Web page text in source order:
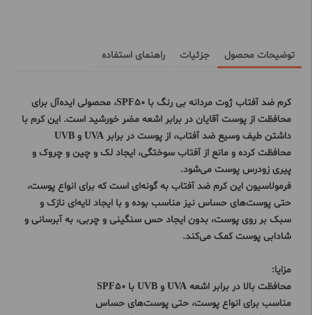
توضیحات محصول جزئیات راهنمای استفاده
کرم ضد آفتاب ژوت مردانه بی رنگ با SPF50، محصولی ایده‌آل برای
محافظت از پوست آقایان در برابر اشعه مضر خورشید است. این کرم با
داشتن طیف وسیع ضد آفتاب، از پوست در برابر UVA و UVB
محافظت کرده و مانع از آفتاب سوختگی، ایجاد لک و چین و چروک و
پیری زودرس پوست می‌شود.
فرمولاسیون این کرم ضد آفتاب به گونه‌ای است که برای انواع پوست،
حتی پوست‌های حساس نیز مناسب بوده و با ایجاد لایه‌ای نازک و
سبک بر روی پوست، بدون ایجاد حس سنگینی و چربی، به آبرسانی و
شادابی پوست کمک می‌کند.
مزایا:
محافظت بالا در برابر اشعه UVA و UVB با SPF50
مناسب برای انواع پوست، حتی پوست‌های حساس